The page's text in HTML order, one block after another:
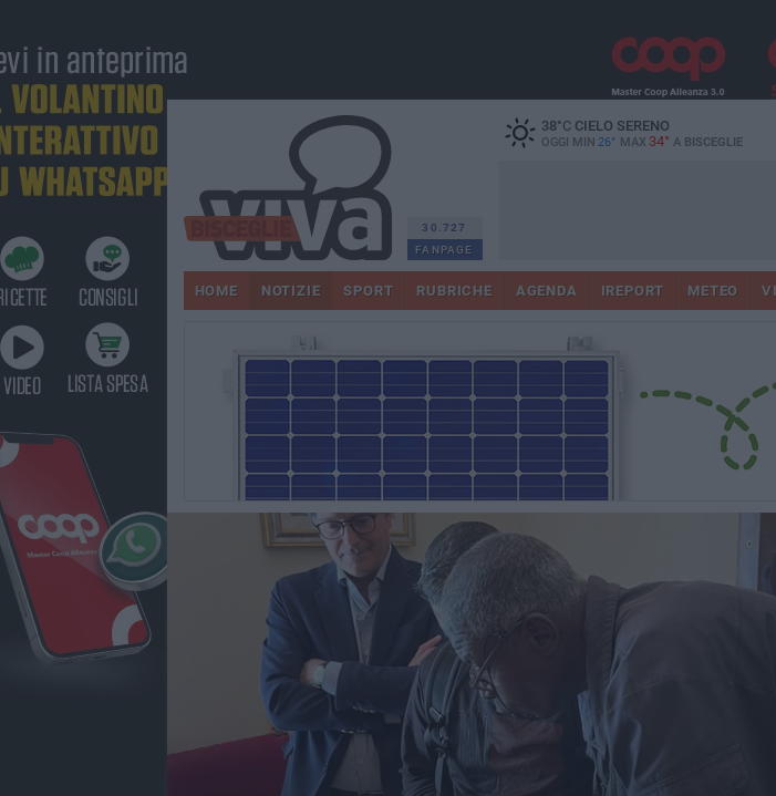
30.727
FANPAGE
38°CCIELO SERENO
OGGI MIN 26° MAX 34° A BISCEGLIE
HOME NOTIZIE SPORT RUBRICHE AGENDA IREPORT METEO